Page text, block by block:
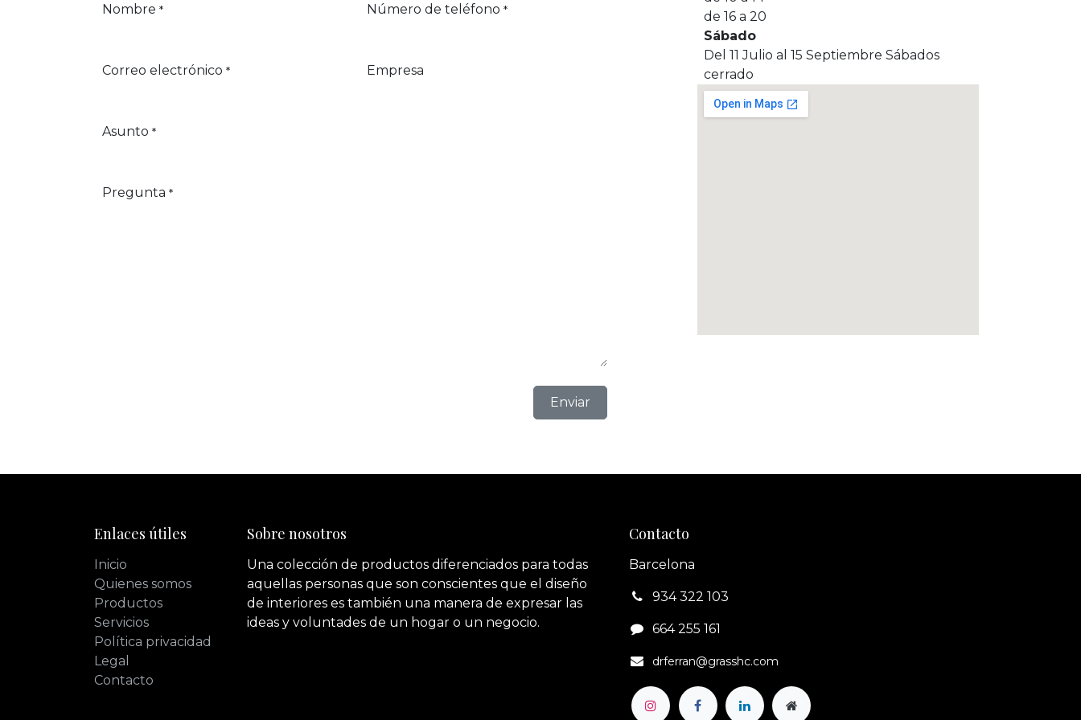
Nombre * Número de teléfono *
Correo electrónico * Empresa
Asunto *
Pregunta *
Enviar
de 16 a 20
Sábado
Del 11 Julio al 15 Septiembre Sábados
cerrado
Enlaces útiles
Inicio
Quienes somos
Productos
Servicios
Política privacidad
Legal
Contacto
Sobre nosotros
Una colección de productos diferenciados para todas
aquellas personas que son conscientes que el diseño
de interiores es también una manera de expresar las
ideas y voluntades de un hogar o un negocio.
Contacto
Barcelona
934 322 103
664 255 161‬
drferran@grasshc.com